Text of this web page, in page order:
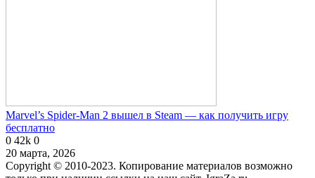
Marvel’s Spider-Man 2 вышел в Steam — как получить игру
бесплатно
0 42k 0
20 марта, 2026
Copyright © 2010-2023. Копирование материалов возможно